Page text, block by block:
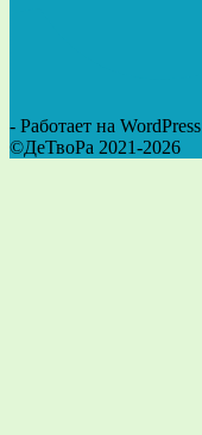
- Работает на WordPress
©ДеТвоРа 2021-2026